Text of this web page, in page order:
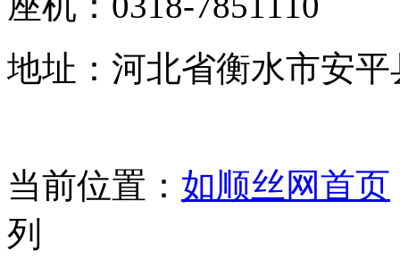
地址：河北省衡水市安
当前位置： 如顺丝网首页
列